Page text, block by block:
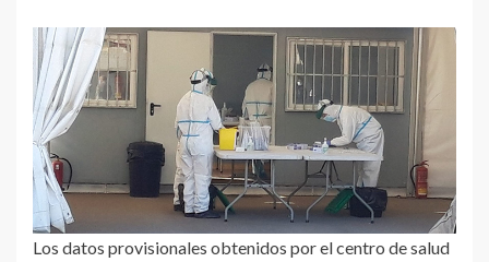
Los datos provisionales obtenidos por el centro de salud